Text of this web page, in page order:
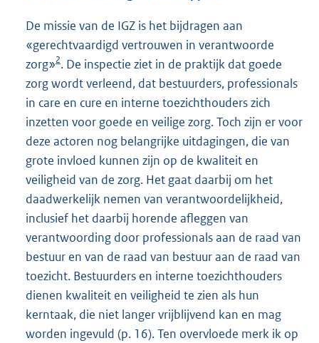
De missie van de IGZ is het bijdragen aan
«gerechtvaardigd vertrouwen in verantwoorde
zorg»2. De inspectie ziet in de praktijk dat goede
zorg wordt verleend, dat bestuurders, professionals
in care en cure en interne toezichthouders zich
inzetten voor goede en veilige zorg. Toch zijn er voor
deze actoren nog belangrijke uitdagingen, die van
grote invloed kunnen zijn op de kwaliteit en
veiligheid van de zorg. Het gaat daarbij om het
daadwerkelijk nemen van verantwoordelijkheid,
inclusief het daarbij horende afleggen van
verantwoording door professionals aan de raad van
bestuur en van de raad van bestuur aan de raad van
toezicht. Bestuurders en interne toezichthouders
dienen kwaliteit en veiligheid te zien als hun
kerntaak, die niet langer vrijblijvend kan en mag
worden ingevuld (p. 16). Ten overvloede merk ik op